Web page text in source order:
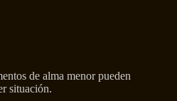
de alma menor pueden
situación.